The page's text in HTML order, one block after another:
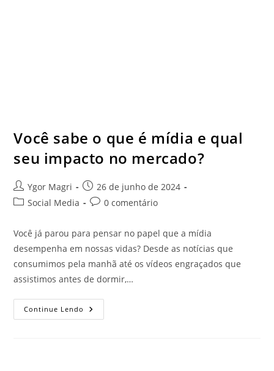
Você sabe o que é mídia e qual
seu impacto no mercado?
Ygor Magri
26 de junho de 2024
Social Media
0 comentário
Você já parou para pensar no papel que a mídia
desempenha em nossas vidas? Desde as notícias que
consumimos pela manhã até os vídeos engraçados que
assistimos antes de dormir,…
Continue Lendo